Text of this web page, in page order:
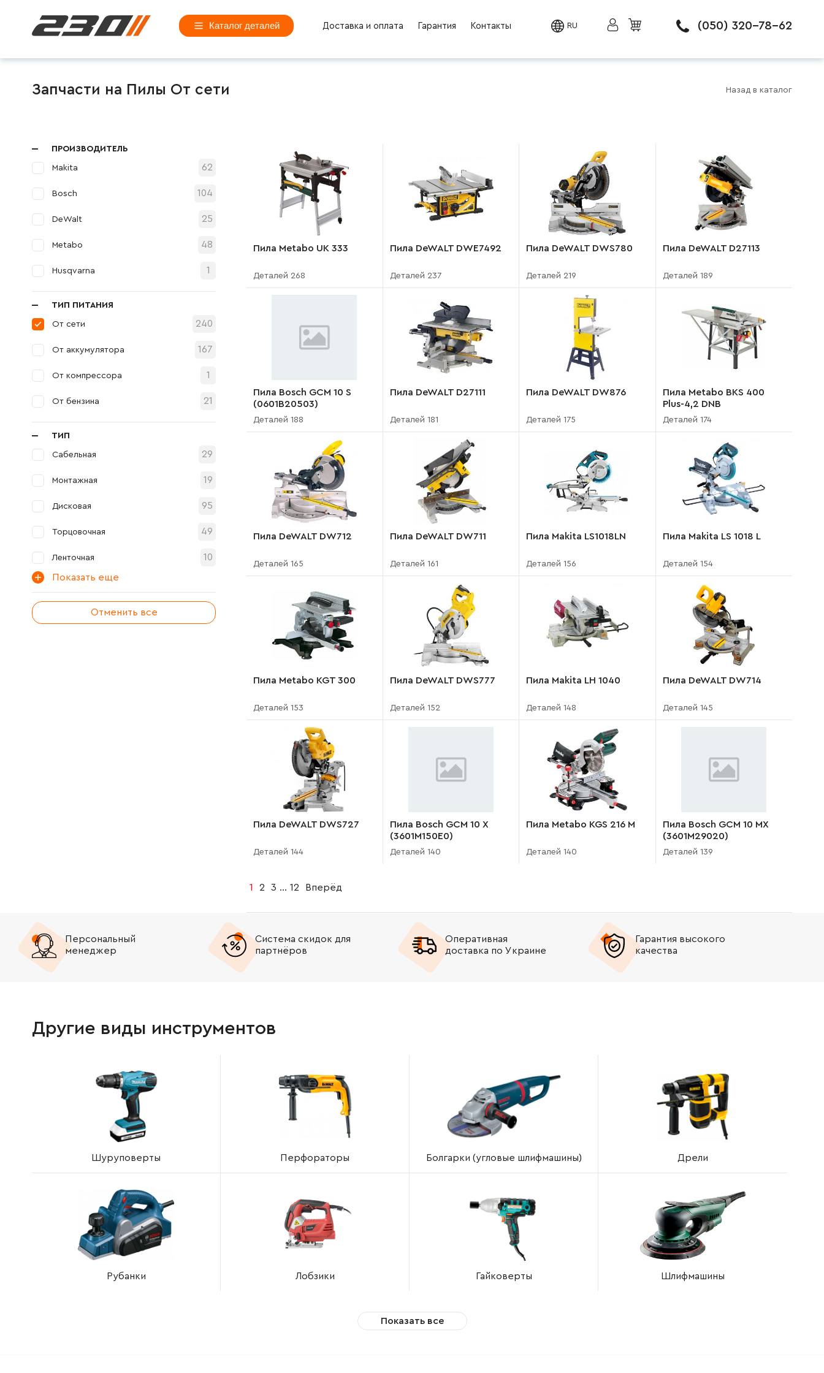
Каталог деталей Доставка и оплата Гарантия Контакты RU (050) 320-78-62
Запчасти на Пилы От сети Назад в каталог
ПРОИЗВОДИТЕЛЬ
Makita 62
Bosch 104
DeWalt 25
Metabo 48
Husqvarna 1
ТИП ПИТАНИЯ
От сети 240
От аккумулятора 167
От компрессора 1
От бензина 21
ТИП
Сабельная 29
Монтажная 19
Дисковая 95
Торцовочная 49
Ленточная 10
Показать еще
Отменить все
Пила Metabo UK 333
Деталей 268
Пила DeWALT DWE7492
Деталей 237
Пила DeWALT DWS780
Деталей 219
Пила DeWALT D27113
Деталей 189
Пила Bosch GCM 10 S
(0601B20503)
Деталей 188
Пила DeWALT D27111
Деталей 181
Пила DeWALT DW876
Деталей 175
Пила Metabo BKS 400
Plus-4,2 DNB
Деталей 174
Пила DeWALT DW712
Деталей 165
Пила DeWALT DW711
Деталей 161
Пила Makita LS1018LN
Деталей 156
Пила Makita LS 1018 L
Деталей 154
Пила Metabo KGT 300
Деталей 153
Пила DeWALT DWS777
Деталей 152
Пила Makita LH 1040
Деталей 148
Пила DeWALT DW714
Деталей 145
Пила DeWALT DWS727
Деталей 144
Пила Bosch GCM 10 X
(3601M150E0)
Деталей 140
Пила Metabo KGS 216 M
Деталей 140
Пила Bosch GCM 10 MX
(3601M29020)
Деталей 139
1 2 3 ... 12 Вперёд
Персональный
менеджер
Система скидок для
партнёров
Оперативная
доставка по Украине
Гарантия высокого
качества
Другие виды инструментов
Шуруповерты Перфораторы Болгарки (угловые шлифмашины) Дрели
Рубанки Лобзики Гайковерты Шлифмашины
Показать все